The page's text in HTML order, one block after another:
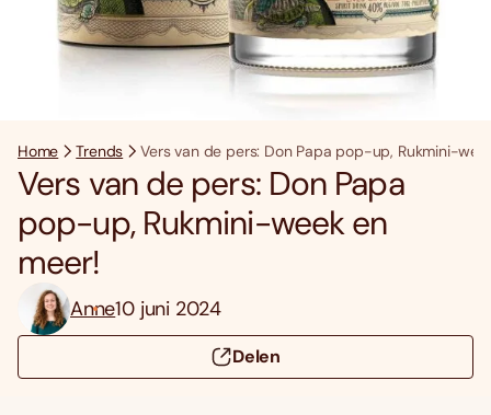
Home Trends Vers van de pers: Don Papa pop-up, Rukmini-
Vers van de pers: Don Papa
pop-up, Rukmini-week en
meer!
Anne10 juni 2024
Delen